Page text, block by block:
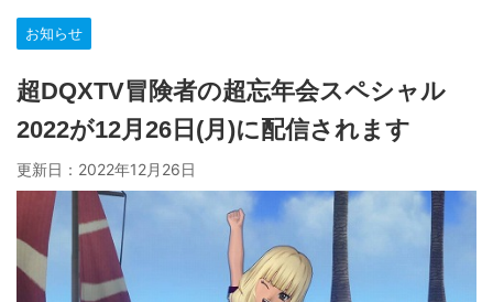
お知らせ
超DQXTV冒険者の超忘年会スペシャル
2022が12月26日(月)に配信されます
更新日： 2022年12月26日